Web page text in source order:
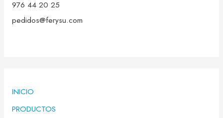
976 44 20 25
pedidos@ferysu.com
INICIO
PRODUCTOS